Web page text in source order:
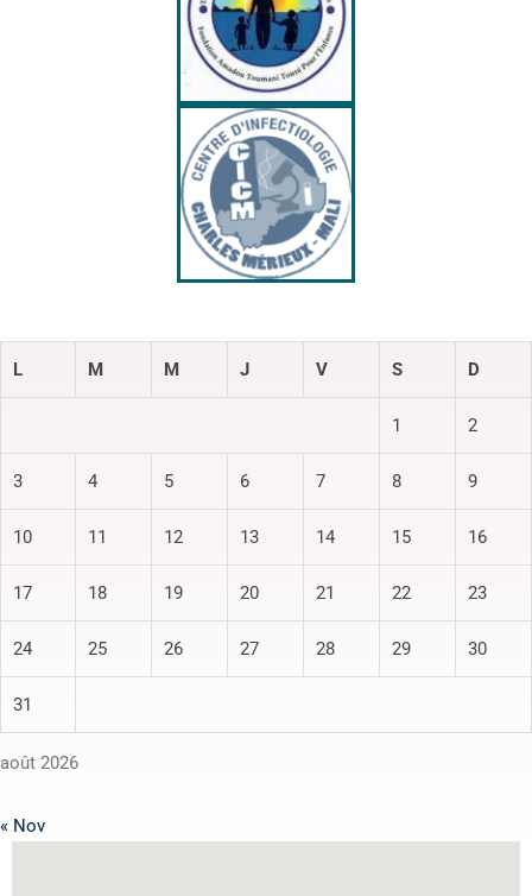
août 2026
L M M J V S D
1 2
3 4 5 6 7 8 9
10 11 12 13 14 15 16
17 18 19 20 21 22 23
24 25 26 27 28 29 30
31
« Nov